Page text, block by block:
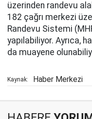
üzerinden randevu
182 çağrı merkezi
Randevu Sistemi
yapılabiliyor. Ayrıca,
da muayene
Kaynak: Haber Merkezi